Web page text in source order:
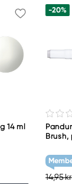
14 ml
-20%
Brush,
grey 1
14,95 kr